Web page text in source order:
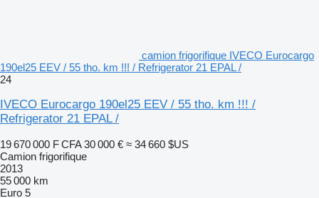
camion frigorifique IVECO Eurocargo
190el25 EEV / 55 tho. km !!! / Refrigerator 21 EPAL /
24
IVECO Eurocargo 190el25 EEV / 55 tho. km !!! /
Refrigerator 21 EPAL /
19 670 000 F CFA 30 000 € ≈ 34 660 $US
Camion frigorifique
2013
55 000 km
Euro 5